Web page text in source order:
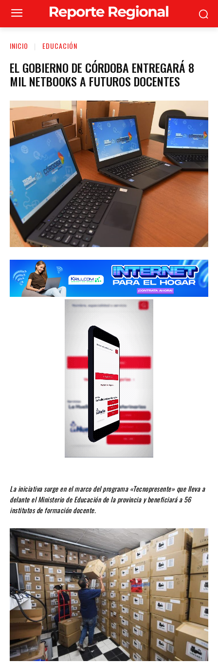
INICIO EDUCACIÓN
EL GOBIERNO DE CÓRDOBA ENTREGARÁ 8
MIL NETBOOKS A FUTUROS DOCENTES
La iniciativa surge en el marco del programa «Tecnopresente» que lleva a
delante el Ministerio de Educación de la provincia y beneficiará a 56
institutos de formación docente.